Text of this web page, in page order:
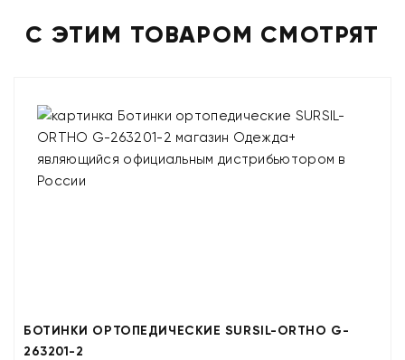
С ЭТИМ ТОВАРОМ СМОТРЯТ
БОТИНКИ ОРТОПЕДИЧЕСКИЕ SURSIL-ORTHO G-
263201-2